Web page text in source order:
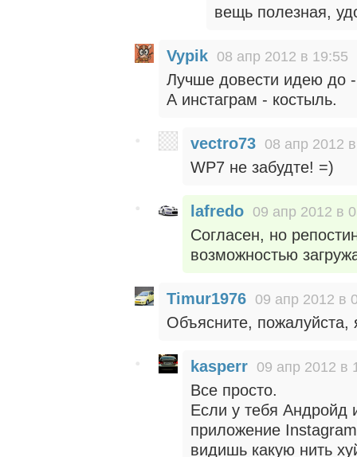
вещь полезная,
Vypik 08 апр 2012 в 19:55
Лучше довести идею до
А инстаграм - костыль.
vectro73 08 апр 2012
WP7 не забудте! =)
lafredo 09 апр 2012 в
Согласен, но
возможностью
Timur1976 09 апр 2012 в
Объясните,
kasperr 09 апр 2012 в
Все просто.
Если у тебя Андройд
приложение
видишь какую нить